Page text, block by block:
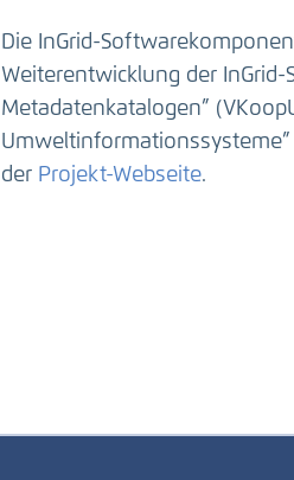
Die InGrid-
Weiterentwicklung der
Metadatenkatalogen”
der Projekt-Webseite.